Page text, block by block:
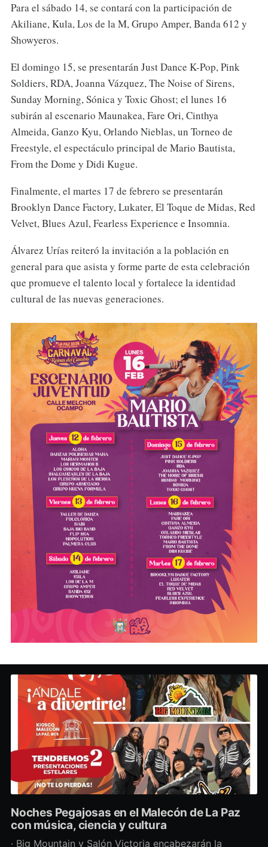
Para el sábado 14, se contará con la participación de
Akiliane, Kula, Los de la M, Grupo Amper, Banda 612 y
Showyeros.
El domingo 15, se presentarán Just Dance K-Pop, Pink
Soldiers, RDA, Joanna Vázquez, The Noise of Sirens,
Sunday Morning, Sónica y Toxic Ghost; el lunes 16
subirán al escenario Maunakea, Fare Ori, Cinthya
Almeida, Ganzo Kyu, Orlando Nieblas, un Torneo de
Freestyle, el espectáculo principal de Mario Bautista,
From the Dome y Didi Kugue.
Finalmente, el martes 17 de febrero se presentarán
Brooklyn Dance Factory, Lukater, El Toque de Midas, Red
Velvet, Blues Azul, Fearless Experience e Insomnia.
Álvarez Urías reiteró la invitación a la población en
general para que asista y forme parte de esta celebración
que promueve el talento local y fortalece la identidad
cultural de las nuevas generaciones.
Noches Pegajosas en el Malecón de La Paz
con música, ciencia y cultura
· Big Mountain y Salón Victoria encabezarán la